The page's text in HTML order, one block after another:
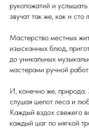
рукопожатий и
звучат так же, как и сто
Мастерство местных
изысканных блюд,
до уникальных
мастерами ручной
И, конечно же,
слушая шепот леса и
Каждый вздох свежего
каждый шаг по мягкой